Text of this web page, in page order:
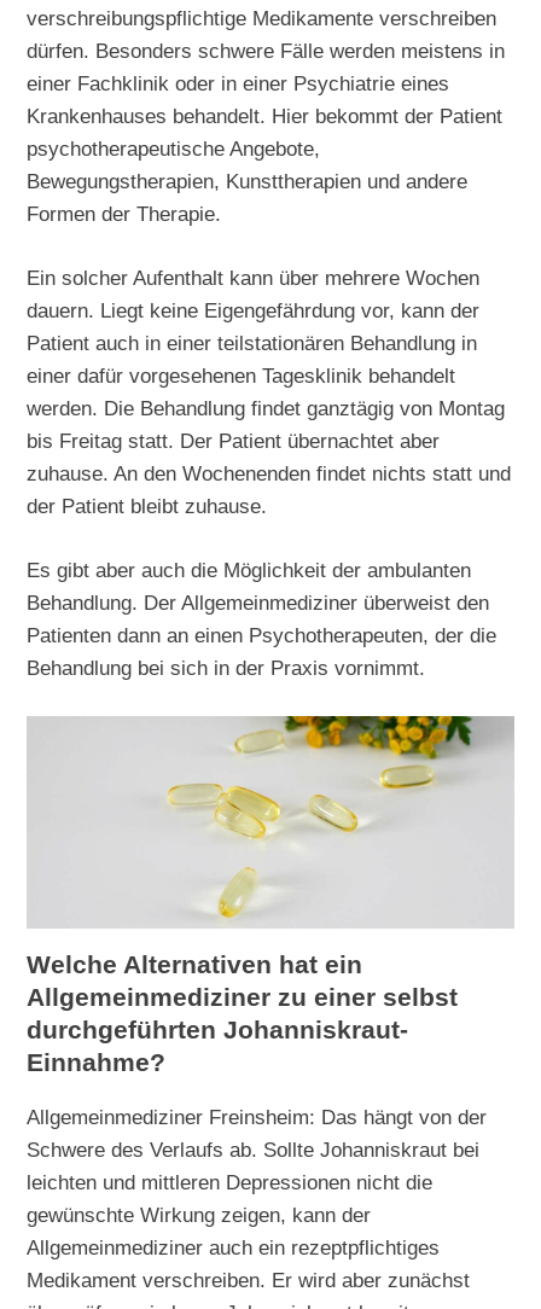
verschreibungspflichtige Medikamente verschreiben
dürfen. Besonders schwere Fälle werden meistens in
einer Fachklinik oder in einer Psychiatrie eines
Krankenhauses behandelt. Hier bekommt der Patient
psychotherapeutische Angebote,
Bewegungstherapien, Kunsttherapien und andere
Formen der Therapie.
Ein solcher Aufenthalt kann über mehrere Wochen
dauern. Liegt keine Eigengefährdung vor, kann der
Patient auch in einer teilstationären Behandlung in
einer dafür vorgesehenen Tagesklinik behandelt
werden. Die Behandlung findet ganztägig von Montag
bis Freitag statt. Der Patient übernachtet aber
zuhause. An den Wochenenden findet nichts statt und
der Patient bleibt zuhause.
Es gibt aber auch die Möglichkeit der ambulanten
Behandlung. Der Allgemeinmediziner überweist den
Patienten dann an einen Psychotherapeuten, der die
Behandlung bei sich in der Praxis vornimmt.
Welche Alternativen hat ein
Allgemeinmediziner zu einer selbst
durchgeführten Johanniskraut-
Einnahme?
Allgemeinmediziner Freinsheim: Das hängt von der
Schwere des Verlaufs ab. Sollte Johanniskraut bei
leichten und mittleren Depressionen nicht die
gewünschte Wirkung zeigen, kann der
Allgemeinmediziner auch ein rezeptpflichtiges
Medikament verschreiben. Er wird aber zunächst